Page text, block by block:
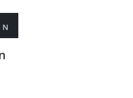
von 5 von 5 Sternen